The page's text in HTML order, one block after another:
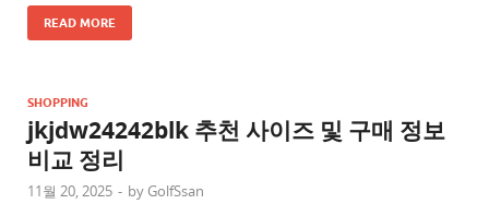
READ MORE
SHOPPING
jkjdw24242blk 추천 사이즈 및 구매 정보
비교 정리
11월 20, 2025 - by GolfSsan